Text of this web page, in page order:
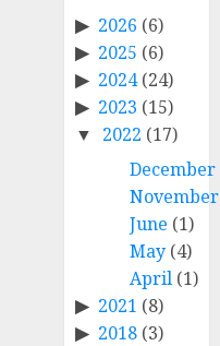
2026 (6)
2025 (6)
2024(24)
2023 (15)
2022 (17)
December
November
June (1)
May (4)
April (1)
2021 (8)
2018 (3)